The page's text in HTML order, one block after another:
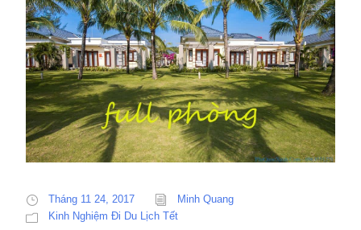
Tháng 11 24, 2017
Minh Quang
Kinh Nghiệm Đi Du Lịch Tết